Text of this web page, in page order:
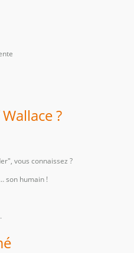
?
vous connaissez ?
son humain !